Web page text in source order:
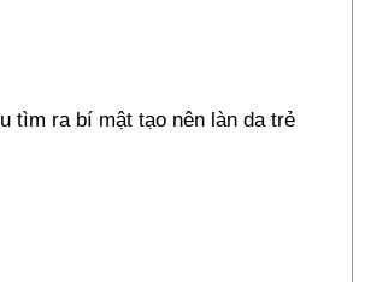
tìm ra bí mật tạo nên làn da trẻ